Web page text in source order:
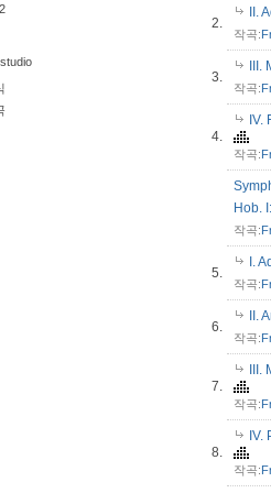
2.
II.
작곡:
3.
작곡:
4.
작곡:
Hob.
작곡:
5.
I.
작곡:
6.
II.
작곡:
7.
작곡:
8.
작곡: